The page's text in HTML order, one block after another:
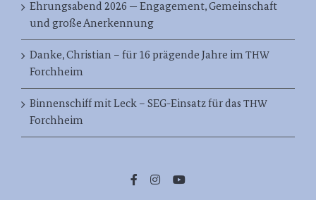
Ehrungsabend 2026 — Engagement, Gemeinschaft
und große Anerkennung
Danke, Christian – für 16 prägende Jahre im THW
Forchheim
Binnenschiff mit Leck – SEG-Einsatz für das THW
Forchheim